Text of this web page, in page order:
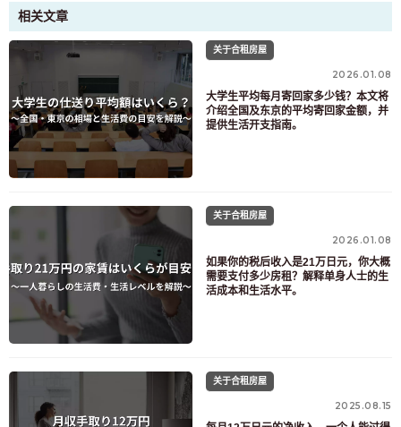
相关文章
关于合租房屋
2026.01.08
大学生平均每月寄回家多少钱？本文将
介绍全国及东京的平均寄回家金额，并
提供生活开支指南。
关于合租房屋
2026.01.08
如果你的税后收入是21万日元，你大概
需要支付多少房租？解释单身人士的生
活成本和生活水平。
关于合租房屋
2025.08.15